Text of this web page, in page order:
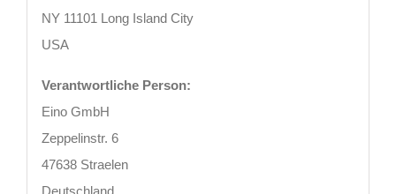
NY 11101 Long Island City
USA
Verantwortliche Person:
Eino GmbH
Zeppelinstr. 6
47638 Straelen
Deutschland